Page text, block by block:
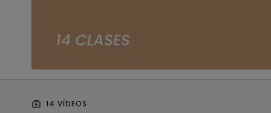
14 VÍDEOS